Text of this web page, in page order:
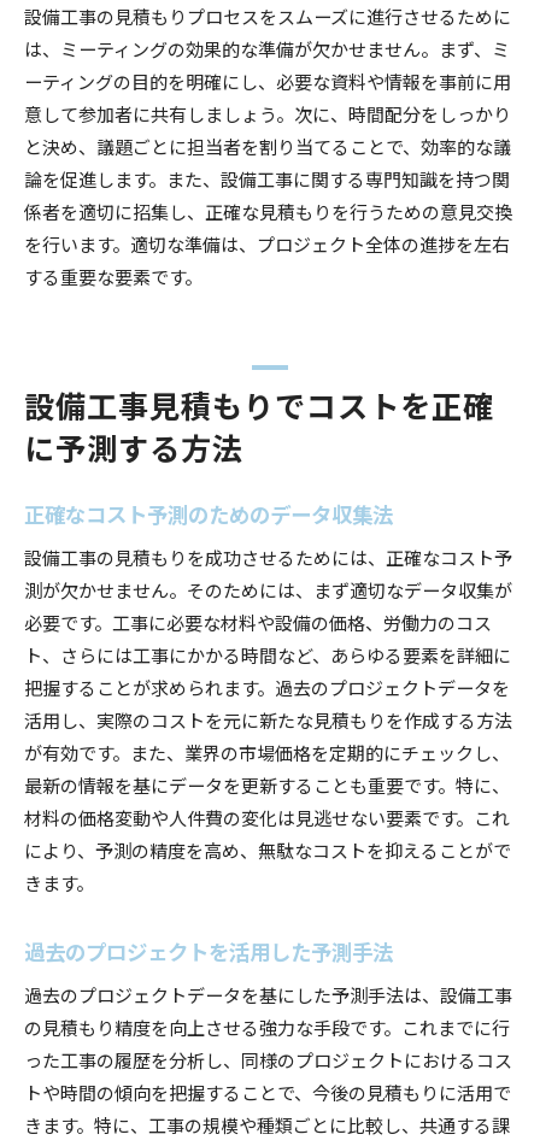
設備工事の見積もりプロセスをスムーズに進行させるために
は、ミーティングの効果的な準備が欠かせません。まず、ミ
ーティングの目的を明確にし、必要な資料や情報を事前に用
意して参加者に共有しましょう。次に、時間配分をしっかり
と決め、議題ごとに担当者を割り当てることで、効率的な議
論を促進します。また、設備工事に関する専門知識を持つ関
係者を適切に招集し、正確な見積もりを行うための意見交換
を行います。適切な準備は、プロジェクト全体の進捗を左右
する重要な要素です。
設備工事見積もりでコストを正確
に予測する方法
正確なコスト予測のためのデータ収集法
設備工事の見積もりを成功させるためには、正確なコスト予
測が欠かせません。そのためには、まず適切なデータ収集が
必要です。工事に必要な材料や設備の価格、労働力のコス
ト、さらには工事にかかる時間など、あらゆる要素を詳細に
把握することが求められます。過去のプロジェクトデータを
活用し、実際のコストを元に新たな見積もりを作成する方法
が有効です。また、業界の市場価格を定期的にチェックし、
最新の情報を基にデータを更新することも重要です。特に、
材料の価格変動や人件費の変化は見逃せない要素です。これ
により、予測の精度を高め、無駄なコストを抑えることがで
きます。
過去のプロジェクトを活用した予測手法
過去のプロジェクトデータを基にした予測手法は、設備工事
の見積もり精度を向上させる強力な手段です。これまでに行
った工事の履歴を分析し、同様のプロジェクトにおけるコス
トや時間の傾向を把握することで、今後の見積もりに活用で
きます。特に、工事の規模や種類ごとに比較し、共通する課